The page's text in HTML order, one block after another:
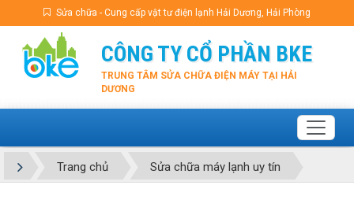
Sửa chữa - Cung cấp vật tư điện lạnh Hải Dương, Hải Phòng
CÔNG TY CỔ PHẦN BKE
TRUNG TÂM SỬA CHỮA ĐIỆN MÁY TẠI HẢI
DƯƠNG
Trang chủ Sửa chữa máy lạnh uy tín